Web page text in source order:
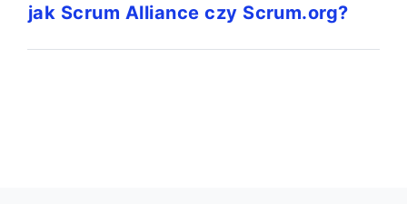
jak Scrum Alliance czy Scrum.org?